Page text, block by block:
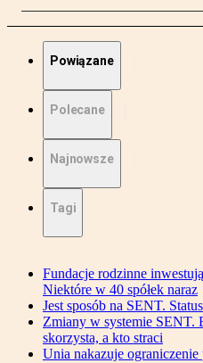
Powiązane
Polecane
Najnowsze
Tagi
Fundacje rodzinne
Niektóre w 40 spółek naraz
Jest sposób na SENT.
Zmiany w systemie SENT.
skorzysta, a kto straci
Unia nakazuje